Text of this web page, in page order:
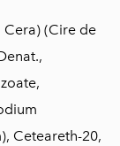
Cera) (Cire de
Ceteareth-20,